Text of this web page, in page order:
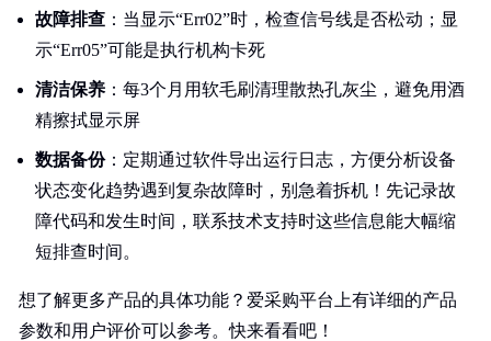
故障排查 ：当显示“Err02”时，检查信号线是否松动；显
示“Err05”可能是执行机构卡死
清洁保养 ：每3个月用软毛刷清理散热孔灰尘，避免用酒
精擦拭显示屏
数据备份：定期通过软件导出运行日志，方便分析设备
状态变化趋势遇到复杂故障时，别急着拆机！先记录故
障代码和发生时间，联系技术支持时这些信息能大幅缩
短排查时间。
想了解更多产品的具体功能？爱采购平台上有详细的产品
参数和用户评价可以参考。快来看看吧！